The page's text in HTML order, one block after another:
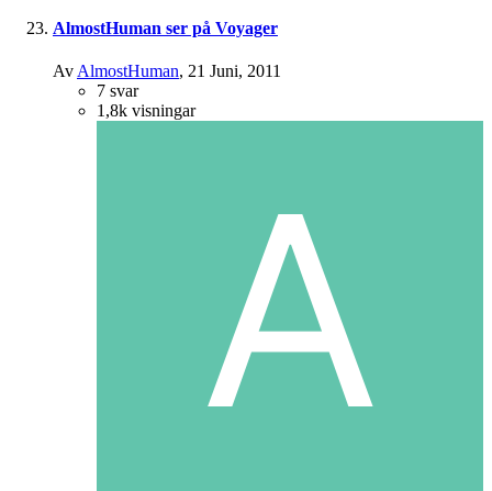
AlmostHuman ser på Voyager
AvAlmostHuman, 21 Juni, 2011
7 svar
1,8k visningar